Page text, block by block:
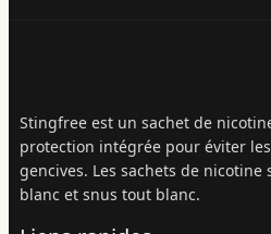
Stingfree est un sachet de
protection intégrée pour éviter
gencives. Les sachets de
blanc et snus tout blanc.